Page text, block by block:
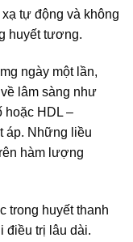
tự động và không
huyết tương.
ngày một lần,
lâm sàng như
hoặc HDL –
áp. Những liều
hàm lượng
trong huyết thanh
điều trị lâu dài.